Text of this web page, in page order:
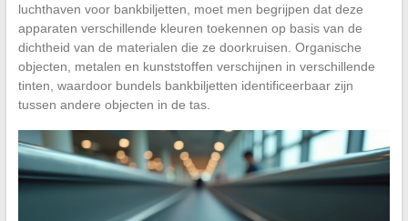
luchthaven voor bankbiljetten, moet men begrijpen dat deze
apparaten verschillende kleuren toekennen op basis van de
dichtheid van de materialen die ze doorkruisen. Organische
objecten, metalen en kunststoffen verschijnen in verschillende
tinten, waardoor bundels bankbiljetten identificeerbaar zijn
tussen andere objecten in de tas.